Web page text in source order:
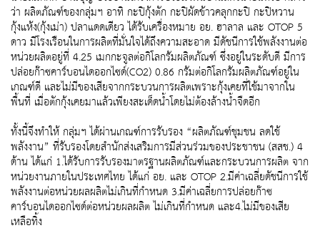
ว่า ผลิตภัณฑ์ของกลุ่มฯ อาทิ กะปิกุ้งตัก กะปิผัดข้าวคลุกกะปิ กะปิหวาน
กุ้งแห้ง(กุ้งเม่า) ปลาแดดเดียว ได้รับเครื่องหมาย อย. ฮาลาล และ OTOP 5
ดาว มีโรงเรือนในการผลิตที่มั่นใจได้ถึงความสะอาด มีดัชนีการใช้พลังงานต่อ
หน่วยผลิตอยู่ที่ 4.25 เมกกะจูลต่อกิโลกรัมผลิตภัณฑ์ ซึ่งอยู่ในระดับดี มีการ
ปล่อยก๊าซคาร์บอนไดออกไซด์(CO2) 0.86 กรัมต่อกิโลกรัมผลิตภัณฑ์อยู่ใน
เกณฑ์ดี และไม่มีของเสียจากกระบวนการผลิตเพราะกุ้งเคยที่ใช้มาจากใน
พื้นที่ เมื่อตักกุ้งเคยมาแล้วเพียงสะเด็ดน้ำโดยไม่ต้องล้างน้ำจืดอีก
ทั้งนี้จึงทำให้ กลุ่มฯ ได้ผ่านเกณฑ์การรับรอง “ผลิตภัณฑ์ชุมชน ลดใช้
พลังงาน” ที่รับรองโดยสำนักส่งเสริมการมีส่วนร่วมของประชาชน (สสช.) 4
ด้าน ได้แก่ 1.ได้รับการรับรองมาตรฐานผลิตภัณฑ์และกระบวนการผลิต จาก
หน่วยงานภายในประเทศไทย ได้แก่ อย. และ OTOP 2.มีค่าเฉลี่ยดัชนีการใช้
พลังงานต่อหน่วยผลผลิตไม่เกินที่กำหนด 3.มีค่าเฉลี่ยการปล่อยก๊าซ
คาร์บอนไดออกไซด์ต่อหน่วยผลผลิต ไม่เกินที่กำหนด และ4.ไม่มีของเสีย
เหลือทิ้ง